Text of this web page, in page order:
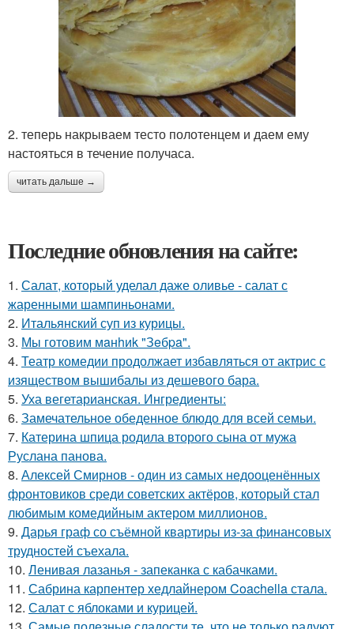
2. теперь накрываем тесто полотенцем и даем ему
настояться в течение получаса.
читать дальше →
Последние обновления на сайте:
1. Салат, который уделал даже оливье - салат с
жаренными шампиньонами.
2. Итальянский суп из курицы.
3. Мы готовим мaнhиk "Зeбpa".
4. Театр комедии продолжает избавляться от актрис с
изяществом вышибалы из дешевого бара.
5. Уха вегетарианская. Ингредиенты:
6. Замечательное обеденное блюдо для всей семьи.
7. Катерина шпица родила второго сына от мужа
Руслана панова.
8. Алексей Смирнов - один из самых недооценённых
фронтовиков среди советских актёров, который стал
любимым комедийным актером миллионов.
9. Дарья граф со съёмной квартиры из-за финансовых
трудностей съехала.
10. Ленивая лазанья - запеканка с кабачками.
11. Сабрина карпентер хедлайнером Coachella стала.
12. Салат с яблоками и курицей.